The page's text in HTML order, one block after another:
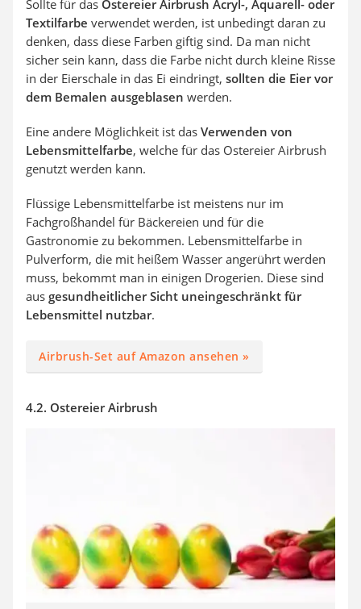
Sollte für das Ostereier Airbrush Acryl-, Aquarell- oder
Textilfarbe verwendet werden, ist unbedingt daran zu
denken, dass diese Farben giftig sind. Da man nicht
sicher sein kann, dass die Farbe nicht durch kleine Risse
in der Eierschale in das Ei eindringt, sollten die Eier vor
dem Bemalen ausgeblasen werden.
Eine andere Möglichkeit ist das Verwenden von
Lebensmittelfarbe, welche für das Ostereier Airbrush
genutzt werden kann.
Flüssige Lebensmittelfarbe ist meistens nur im
Fachgroßhandel für Bäckereien und für die
Gastronomie zu bekommen. Lebensmittelfarbe in
Pulverform, die mit heißem Wasser angerührt werden
muss, bekommt man in einigen Drogerien. Diese sind
aus gesundheitlicher Sicht uneingeschränkt für
Lebensmittel nutzbar.
Airbrush-Set auf Amazon ansehen »
4.2. Ostereier Airbrush